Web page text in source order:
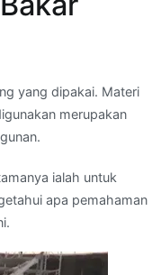
yang dipakai. Materi
merupakan
ialah untuk
apa pemahaman